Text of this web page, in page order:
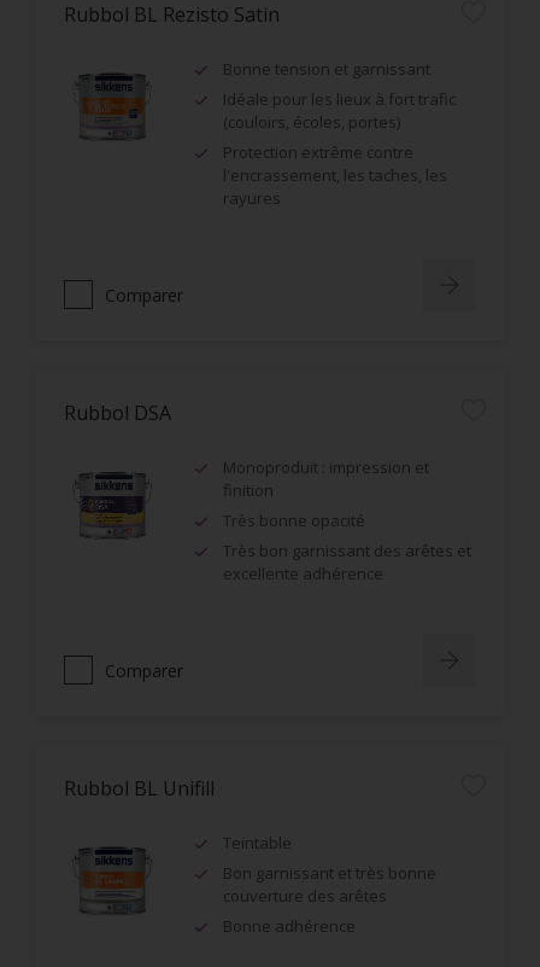
Rubbol BL Rezisto Satin
Bonne tension et garnissant
Idéale pour les lieux à fort trafic
(couloirs, écoles, portes)
Protection extrême contre
l'encrassement, les taches, les
rayures
Comparer
Rubbol DSA
Monoproduit : impression et
finition
Très bonne opacité
Très bon garnissant des arêtes et
excellente adhérence
Comparer
Rubbol BL Unifill
Teintable
Bon garnissant et très bonne
couverture des arêtes
Bonne adhérence